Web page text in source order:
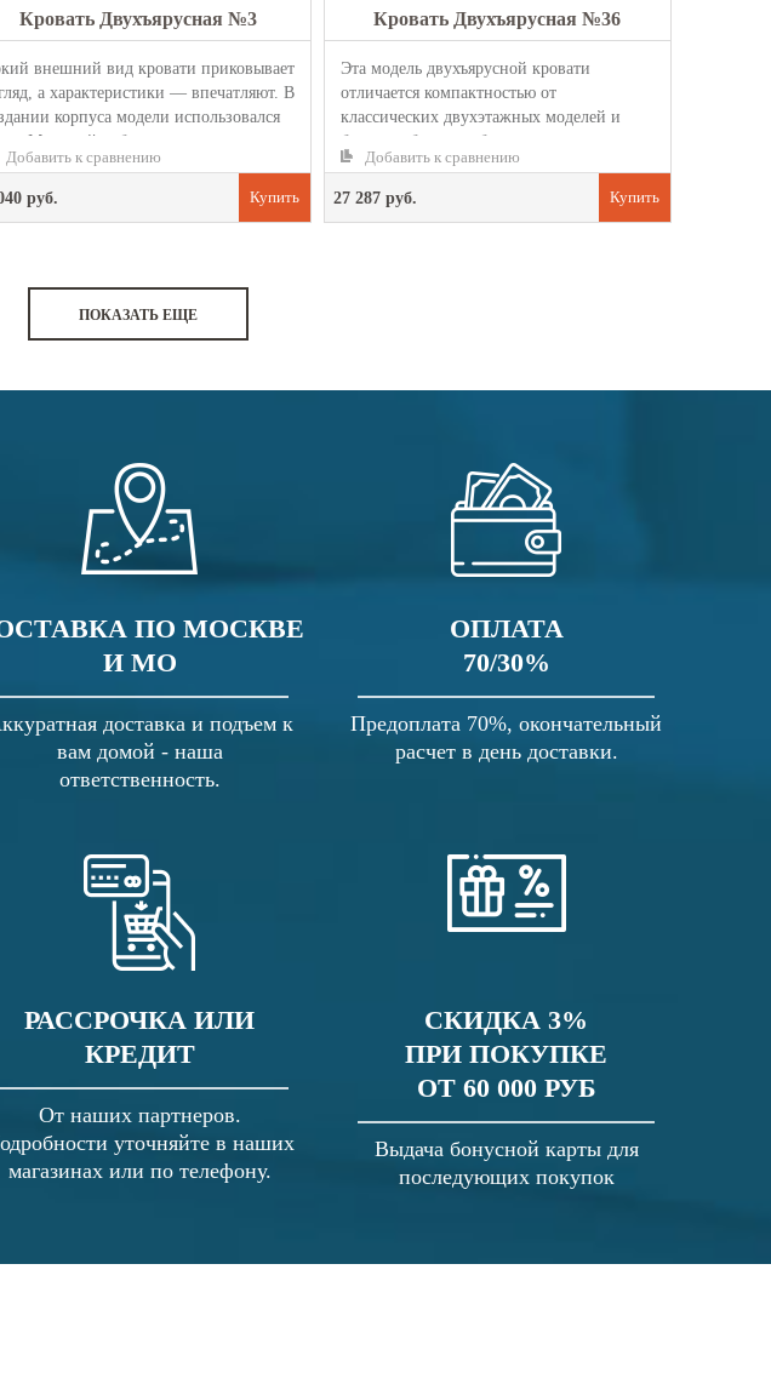
Кровать Двухъярусная №3
внешний вид кровати приковывает
а характеристики — впечатляют. В
корпуса модели использовался
«Млечный дуб», ...
Добавить к сравнению
руб.
Кровать Двухъярусная №36
Эта модель двухъярусной кровати
отличается компактностью от
классических двухэтажных моделей и
будет наиболее удобна детям дошкольного
во...Добавить к сравнению
27 287 руб.
ПОКАЗАТЬ ЕЩЕ
ПО МОСКВЕ
И МО
доставка и подъем к
вам домой - наша
ответственность.
ОПЛАТА
70/30%
Предоплата 70%, окончательный
расчет в день доставки.
РАССРОЧКА ИЛИ
КРЕДИТ
От наших партнеров.
уточняйте в наших
магазинах или по телефону.
СКИДКА 3%
ПРИ ПОКУПКЕ
ОТ 60 000 РУБ
Выдача бонусной карты для
последующих покупок